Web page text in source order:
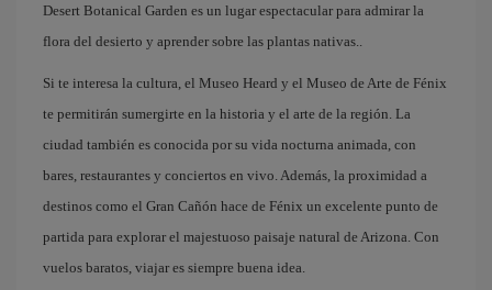
Desert Botanical Garden es un lugar espectacular para admirar la
flora del desierto y aprender sobre las plantas nativas..
Si te interesa la cultura, el Museo Heard y el Museo de Arte de Fénix
te permitirán sumergirte en la historia y el arte de la región. La
ciudad también es conocida por su vida nocturna animada, con
bares, restaurantes y conciertos en vivo. Además, la proximidad a
destinos como el Gran Cañón hace de Fénix un excelente punto de
partida para explorar el majestuoso paisaje natural de Arizona. Con
vuelos baratos, viajar es siempre buena idea.